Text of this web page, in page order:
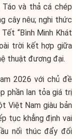
Táo và thả cá chép
cây nêu; nghi thức
“Bình Minh Khát
trời kết hợp giữa
thuật đương đại.
2026 với chủ đề
phần lan tỏa giá trị
Việt Nam giàu bản
tục khẳng định vai
nối thúc đẩy đối